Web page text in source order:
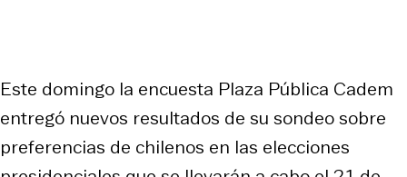
Este domingo la encuesta Plaza Pública Cadem
entregó nuevos resultados de su sondeo sobre
preferencias de chilenos en las elecciones